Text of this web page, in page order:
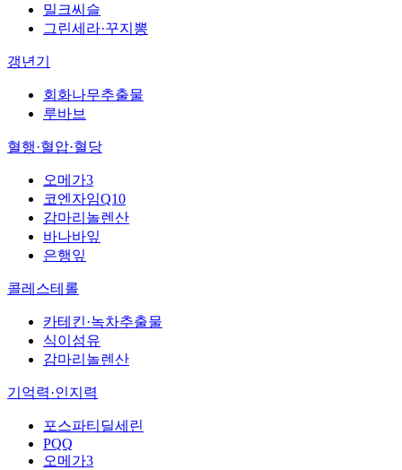
밀크씨슬
그린세라·꾸지뽕
갱년기
회화나무추출물
루바브
혈행·혈압·혈당
오메가3
코엔자임Q10
감마리놀렌산
바나바잎
은행잎
콜레스테롤
카테킨·녹차추출물
식이섬유
감마리놀렌산
기억력·인지력
포스파티딜세린
PQQ
오메가3